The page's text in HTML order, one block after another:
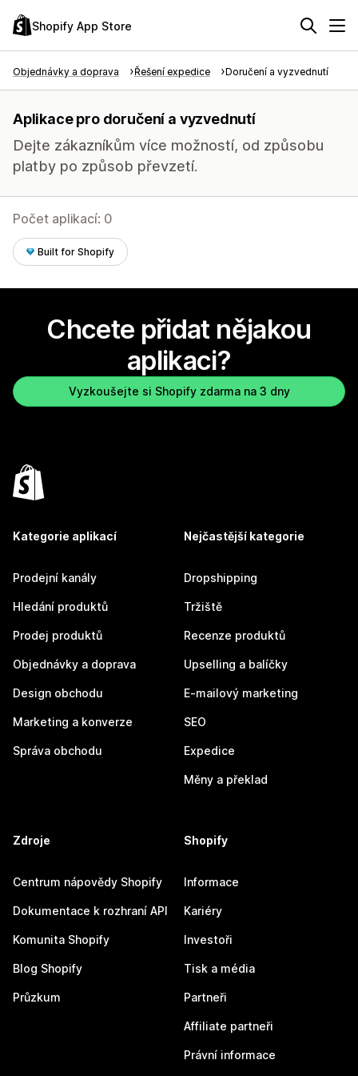
Shopify App Store
Objednávky a doprava Řešení expedice Doručení a vyzvednutí
Aplikace pro doručení a vyzvednutí
Dejte zákazníkům více možností, od způsobu
platby po způsob převzetí.
Počet aplikací: 0
Built for Shopify
Chcete přidat nějakou
aplikaci?
Vyzkoušejte si Shopify zdarma na 3 dny
Kategorie aplikací
Prodejní kanály
Hledání produktů
Prodej produktů
Objednávky a doprava
Design obchodu
Marketing a konverze
Správa obchodu
Nejčastější kategorie
Dropshipping
Tržiště
Recenze produktů
Upselling a balíčky
E-mailový marketing
SEO
Expedice
Měny a překlad
Zdroje
Centrum nápovědy Shopify
Dokumentace k rozhraní API
Komunita Shopify
Blog Shopify
Průzkum
Shopify
Informace
Kariéry
Investoři
Tisk a média
Partneři
Affiliate partneři
Právní informace